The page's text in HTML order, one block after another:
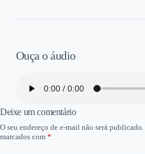
Ouça o áudio
Deixe um comentário
O seu endereço de e-mail não será publicado.
marcados com *